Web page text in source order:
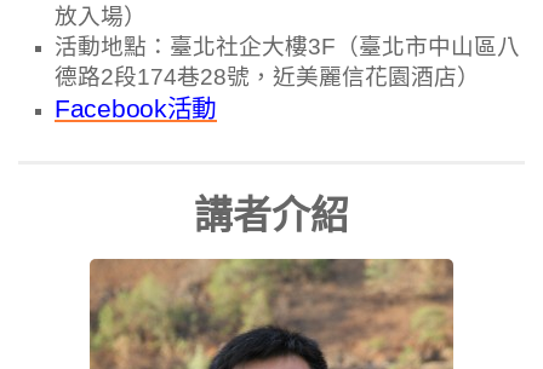
放入場）
活動地點：臺北社企大樓3F（臺北市中山區八
德路2段174巷28號 ， 近美麗信花園酒店）
Facebook活動
講者介紹